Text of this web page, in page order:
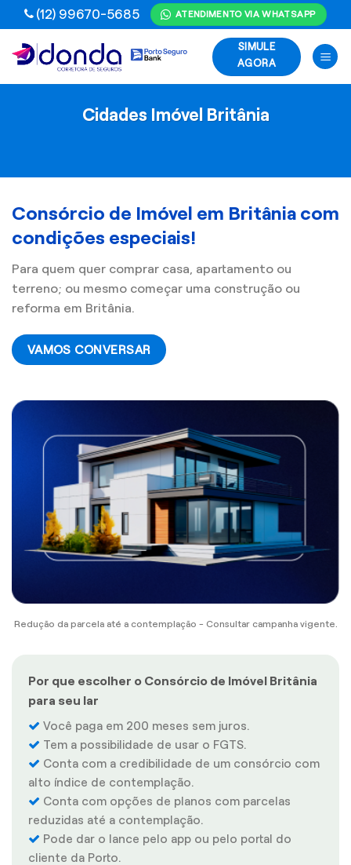
Skip
to
content
(12) 99670-5685 ATENDIMENTO VIA WHATSAPP
SIMULE
AGORA
Cidades Imóvel Britânia
Consórcio de Imóvel em Britânia com
condições especiais!
Para quem quer comprar casa, apartamento ou
terreno; ou mesmo começar uma construção ou
reforma em Britânia.
VAMOS CONVERSAR
Redução da parcela até a contemplação - Consultar campanha vigente.
Por que escolher o Consórcio de Imóvel Britânia
para seu lar
Você paga em 200 meses sem juros.
Tem a possibilidade de usar o FGTS.
Conta com a credibilidade de um consórcio com
alto índice de contemplação.
Conta com opções de planos com parcelas
reduzidas até a contemplação.
Pode dar o lance pelo app ou pelo portal do
cliente da Porto.